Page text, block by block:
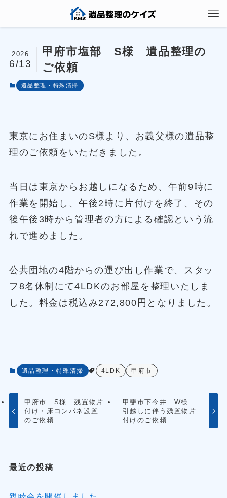
甲府市塩部 S様 遺品整理の
ご依頼
2026
6/13
遺品整理・特殊清掃
東京にお住まいのS様より、お義父様の遺品整
理のご依頼をいただきました。
当日は東京からお越しになるため、午前9時に
作業を開始し、午後2時に片付けを終了、その
後午後3時から管理者の方による確認という流
れで進めました。
公共団地の4階からの運び出し作業で、スタッ
フ8名体制にて4LDKのお部屋を整理いたしま
した。料金は税込み272,800円となりました。
遺品整理・特殊清掃 4LDK 甲府市
甲府市 S様 残置物片
付け・床コンパネ設置
のご依頼
甲斐市下今井 W様
引越しに伴う残置物片
付けのご依頼
最近の投稿